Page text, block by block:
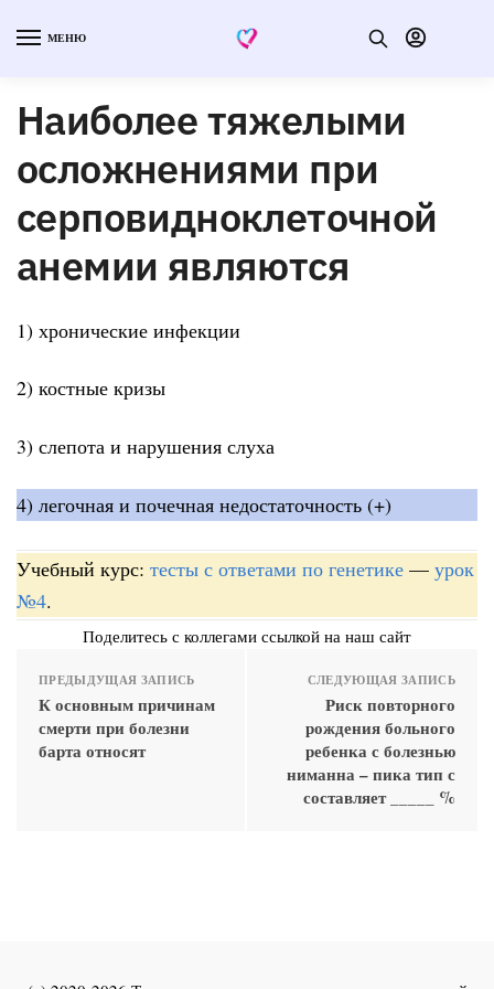
МЕНЮ
Наиболее тяжелыми
осложнениями при
серповидноклеточной
анемии являются
1) хронические инфекции
2) костные кризы
3) слепота и нарушения слуха
4) легочная и почечная недостаточность (+)
Учебный курс: тесты с ответами по генетике — урок
№4.
Поделитесь с коллегами ссылкой на наш сайт
ПРЕДЫДУЩАЯ ЗАПИСЬ
К основным причинам
смерти при болезни
барта относят
СЛЕДУЮЩАЯ ЗАПИСЬ
Риск повторного
рождения больного
ребенка с болезнью
ниманна – пика тип с
составляет _____ %